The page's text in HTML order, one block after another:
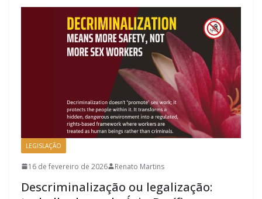
LEGISLAÇÃO
16 de fevereiro de 2026 Renato Martins
Descriminalização ou legalização: